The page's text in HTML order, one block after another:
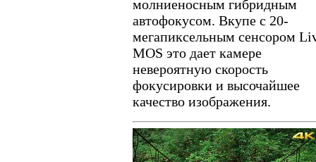
молниеносным гибридным
автофокусом. Вкупе с 20-
мегапиксельным сенсором
MOS это дает камере
невероятную скорость
фокусировки и высочайшее
качество изображения.